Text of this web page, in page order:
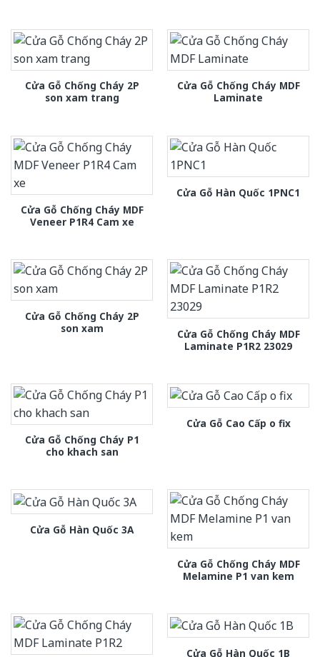
Cửa Gỗ Chống Cháy 2P
son xam trang
Cửa Gỗ Chống Cháy MDF
Laminate
Cửa Gỗ Chống Cháy MDF
Veneer P1R4 Cam xe
Cửa Gỗ Hàn Quốc 1PNC1
Cửa Gỗ Chống Cháy 2P
son xam
Cửa Gỗ Chống Cháy MDF
Laminate P1R2 23029
Cửa Gỗ Chống Cháy P1
cho khach san
Cửa Gỗ Cao Cấp o fix
Cửa Gỗ Hàn Quốc 3A
Cửa Gỗ Chống Cháy MDF
Melamine P1 van kem
Cửa Gỗ Hàn Quốc 1B